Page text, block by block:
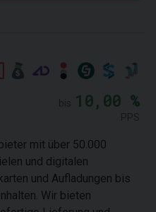
10,00 %
mit über 50.000
und digitalen
und Aufladungen bis
Wir bieten